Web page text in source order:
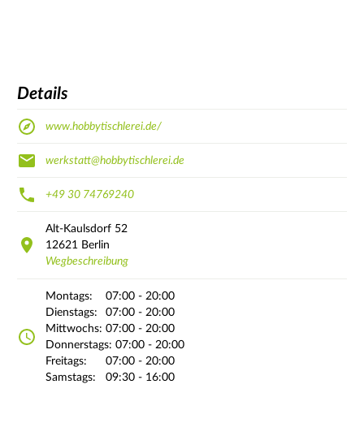
Details
www.hobbytischlerei.de/
werkstatt@hobbytischlerei.de
+49 30 74769240
Alt-Kaulsdorf 52
12621
Berlin
Wegbeschreibung
Montags:
07:00 - 20:00
Dienstags:
07:00 - 20:00
Mittwochs: 07:00 - 20:00
Donnerstags: 07:00 - 20:00
Freitags:
07:00 - 20:00
Samstags:
09:30 - 16:00